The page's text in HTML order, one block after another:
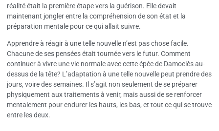
réalité était la première étape vers la guérison. Elle devait
maintenant jongler entre la compréhension de son état et la
préparation mentale pour ce qui allait suivre.
Apprendre à réagir à une telle nouvelle n’est pas chose facile.
Chacune de ses pensées était tournée vers le futur. Comment
continuer à vivre une vie normale avec cette épée de Damoclès au-
dessus de la tête? L’adaptation à une telle nouvelle peut prendre des
jours, voire des semaines. Il s’agit non seulement de se préparer
physiquement aux traitements à venir, mais aussi de se renforcer
mentalement pour endurer les hauts, les bas, et tout ce qui se trouve
entre les deux.